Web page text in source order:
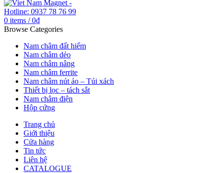
0 items / 0₫
Browse Categories
Nam châm đất hiếm
Nam châm dẻo
Nam châm nâng
Nam châm ferrite
Nam châm nút áo – Túi xách
Thiết bị lọc – tách sắt
Nam châm điện
Hộp cứng
Trang chủ
Giới thiệu
Cửa hàng
Tin tức
Liên hệ
CATALOGUE